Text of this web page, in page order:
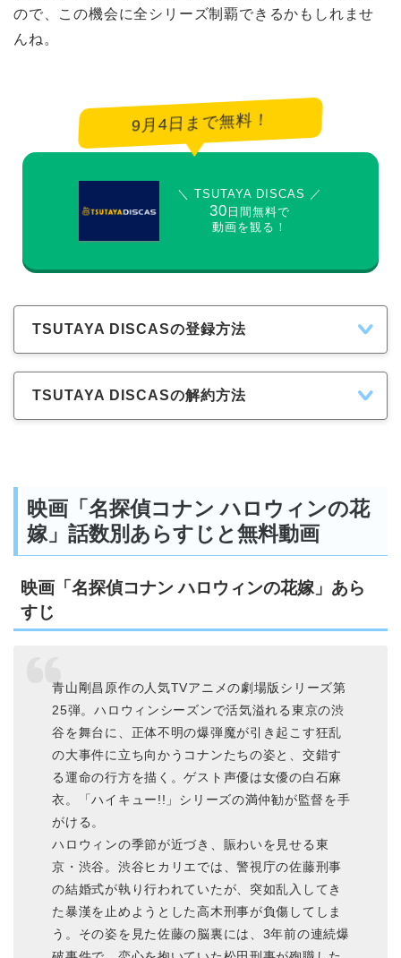
ので、この機会に全シリーズ制覇できるかもしれませ
んね。
9月4日まで無料！
＼ TSUTAYA DISCAS ／
30 日間無料で
動画を観る！
TSUTAYA DISCASの登録方法
TSUTAYA DISCASの解約方法
映画「名探偵コナン ハロウィンの花
嫁」話数別あらすじと無料動画
映画「名探偵コナン ハロウィンの花嫁」あら
すじ
青山剛昌原作の人気TVアニメの劇場版シリーズ第
25弾。ハロウィンシーズンで活気溢れる東京の渋
谷を舞台に、正体不明の爆弾魔が引き起こす狂乱
の大事件に立ち向かうコナンたちの姿と、交錯す
る運命の行方を描く。ゲスト声優は女優の白石麻
衣。「ハイキュー!!」シリーズの満仲勧が監督を手
がける。
ハロウィンの季節が近づき、賑わいを見せる東
京・渋谷。渋谷ヒカリエでは、警視庁の佐藤刑事
の結婚式が執り行われていたが、突如乱入してき
た暴漢を止めようとした高木刑事が負傷してしま
う。その姿を見た佐藤の脳裏には、3年前の連続爆